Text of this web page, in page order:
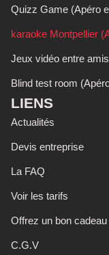
Quizz Game (Apéro
karaoke Montpellier
Jeux vidéo entre amis
Blind test room
LIENS
Actualités
Devis entreprise
La FAQ
Voir les tarifs
Offrez un bon cadeau
C.G.V